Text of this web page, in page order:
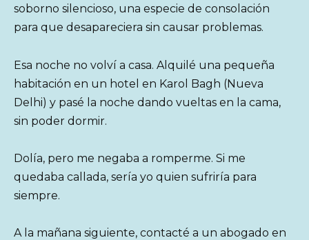
soborno silencioso, una especie de consolación
para que desapareciera sin causar problemas.
Esa noche no volví a casa. Alquilé una pequeña
habitación en un hotel en Karol Bagh (Nueva
Delhi) y pasé la noche dando vueltas en la cama,
sin poder dormir.
Dolía, pero me negaba a romperme. Si me
quedaba callada, sería yo quien sufriría para
siempre.
A la mañana siguiente, contacté a un abogado en